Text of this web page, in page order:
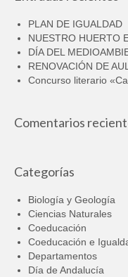
PLAN DE IGUALDAD
NUESTRO HUERTO
DÍA DEL
RENOVACIÓN DE
Concurso literario
Comentarios
Categorías
Biología y Geología
Ciencias Naturales
Coeducación
Coeducación e
Departamentos
Día de Andalucía